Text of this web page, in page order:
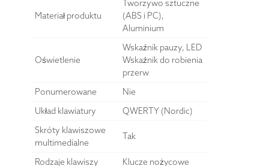
Materiał produktu
Tworzywo sztuczne
(ABS i PC),
Aluminium
Oświetlenie
Wskaźnik pauzy, LED
Wskaźnik do robienia
przerw
Ponumerowane
Nie
Układ klawiatury
QWERTY (Nordic)
Skróty klawiszowe
multimedialne
Tak
Rodzaje klawiszy Klucze nożycowe